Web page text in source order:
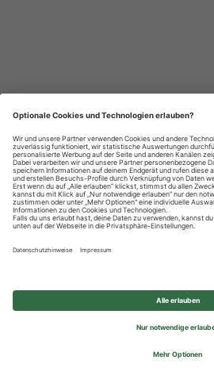
Impressum
Privatsphäre-
© 2026 REWE Group - All